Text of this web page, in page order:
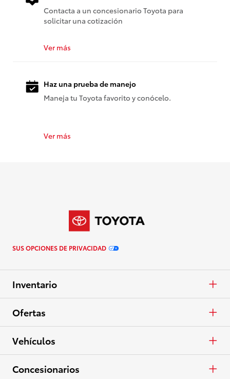
Contacta a un concesionario Toyota para
solicitar una cotización
Ver más
Haz una prueba de manejo
Maneja tu Toyota favorito y conócelo.
Ver más
SUS OPCIONES DE PRIVACIDAD
Inventario
Autos y minivans
Camionetas
Ofertas
APR
En Efectivo
Vehículos
Autos y minivans
Concesionarios